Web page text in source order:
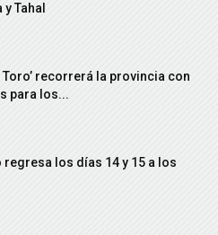
Tahal
Toro’ recorrerá la provincia con
para los...
regresa los días 14 y 15 a los